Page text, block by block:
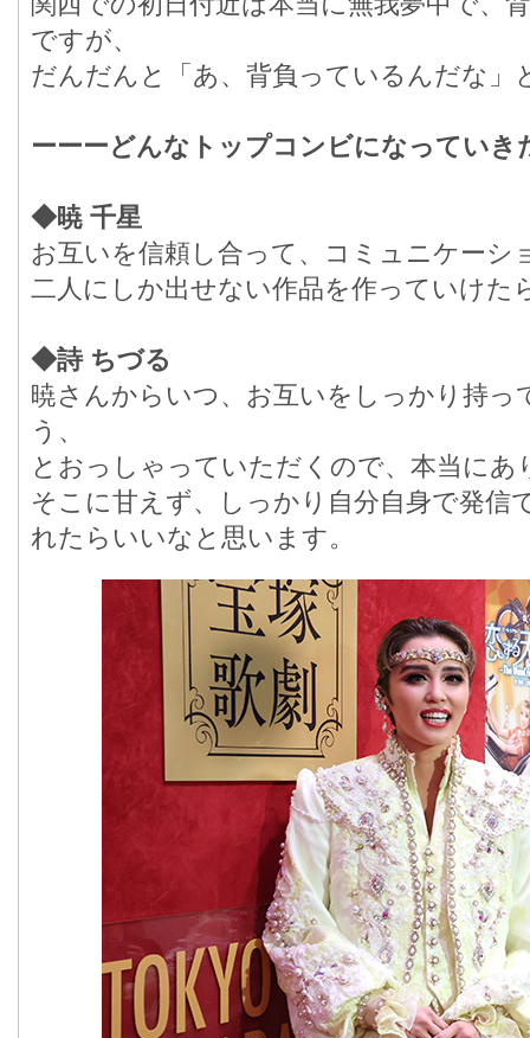
ですが、
だんだんと「あ、背負っているんだな」
ーーーどんなトップコンビになっていき
◆暁 千星
お互いを信頼し合って、コミュニケーシ
二人にしか出せない作品を作っていけた
◆詩 ちづる
暁さんからいつ、お互いをしっかり持っ
う、
とおっしゃっていただくので、本当に
そこに甘えず、しっかり自分自身で発信
れたらいいなと思います。